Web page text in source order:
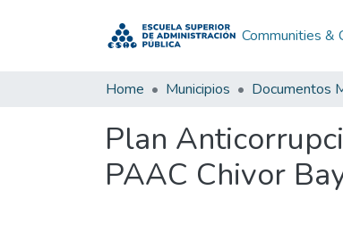
Communities &
Home Municipios Documentos
Plan
PAAC Chivor